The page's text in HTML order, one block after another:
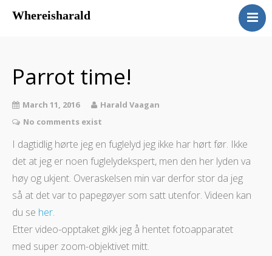
Whereisharald
Parrot time!
March 11, 2016
Harald Vaagan
No comments exist
I dagtidlig hørte jeg en fuglelyd jeg ikke har hørt før. Ikke
det at jeg er noen fuglelydekspert, men den her lyden va
høy og ukjent. Overaskelsen min var derfor stor da jeg
så at det var to papegøyer som satt utenfor. Videen kan
du se her.
Etter video-opptaket gikk jeg å hentet fotoapparatet
med super zoom-objektivet mitt.